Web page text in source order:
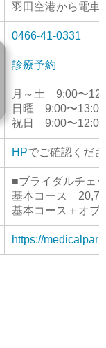
羽田空港から電車
0466-41-0331
診療予約
月～土 9:00〜
日曜 9:00〜13:00
祝日 9:00〜12:00
HPでご確認くだ
■ブライダルチェ
基本コース
基本コース＋オ
https://